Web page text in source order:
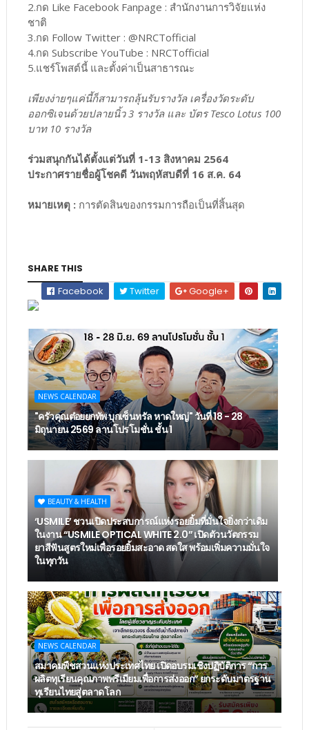
2.กด Like Facebook Fanpage : สำนักงานการวิจัยแห่ง
ชาติ
3.กด Follow Twitter : @NRCTofficial
4.กด Subscribe YouTube : NRCTofficial
5.แชร์โพสต์นี้ และตั้งค่าเป็นสาธารณะ
เพียงง่ายๆแค่นี้ก็สามารถลุ้นรับรางวัล เครื่องวัดระดับ
ออกซิเจนด้วยปลายนิ้ว 3 รางวัล และ บัตร Tesco Lotus 100
บาท 10 รางวัล
ร่วมสนุกกันได้ตั้งแต่วันที่ 1-13 สิงหาคม 2564
ประกาศรายชื่อผู้โชคดี วันพฤหัสบดีที่ 16 ส.ค. 64
หมายเหตุ : การตัดสินของกรรมการถือเป็นที่สิ้นสุด
SHARE THIS
Facebook
Twitter Google+
NEWS CALENDAR
"ครัวคุณต๋อยยกทัพ บุกเซ็นทรัล หาดใหญ่" วันที่ 18 - 28
มิถุนายน 2569 ลานโปรโมชั่น ชั้น 1
BEAUTY & HEALTH
‘USMILE’ ชวนเปิดประสบการณ์แห่งรอยยิ้มที่มั่นใจยิ่งกว่าเดิม
ในงาน “USMILE OPTICAL WHITE 2.0” เปิดตัวนวัตกรรม
ยาสีฟันสูตรใหม่เพื่อรอยยิ้มสะอาด สดใส พร้อมเพิ่มความมั่นใจ
ในทุกวัน
NEWS CALENDAR
สมาคมพืชสวนแห่งประเทศไทย เปิดอบรมเชิงปฏิบัติการ “การ
ผลิตทุเรียนคุณภาพพรีเมียมเพื่อการส่งออก” ยกระดับมาตรฐาน
ทุเรียนไทยสู่ตลาดโลก